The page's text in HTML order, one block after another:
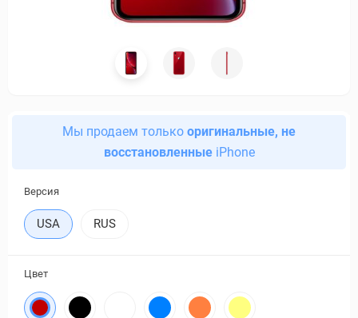
Мы продаем только оригинальные, не
восстановленныеiPhone
Версия
USA RUS
Цвет